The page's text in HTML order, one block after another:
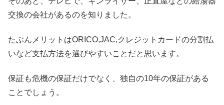
交換の会社があるのを知りました。
たぶんメリットはORICO,JAC,クレジットカードの分割払
いなど支払方法を選びやすいことだと思います。
保証も危機の保証だけでなく、独自の10年の保証がある
ことでしょう。